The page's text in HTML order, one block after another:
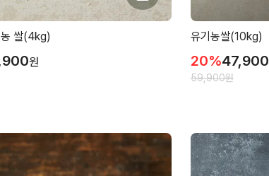
쌀(4kg)
원
유기농쌀(10kg)
20%47,900
59,900원